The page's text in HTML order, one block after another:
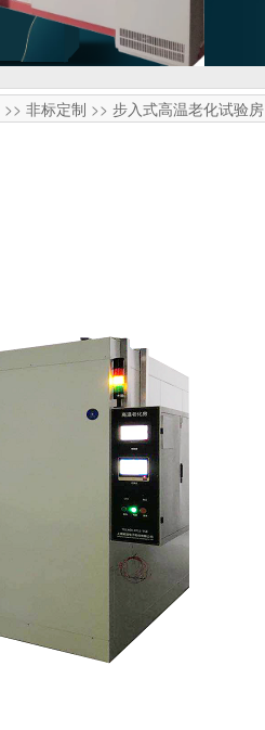
>> 非标定制 >> 步入式高温老化试验房